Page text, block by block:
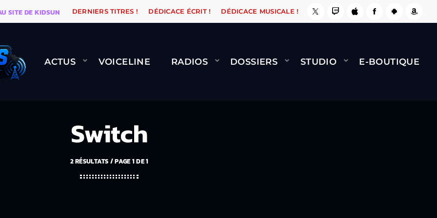
DE KIDSUNE WARÉTRO ORANGE ROAD QUI PASSE, ÇA LE FAIT ! NAMI BERNARD MINET - FLY
DERNIERS TITRES ! DÉDICACE ÉCRIT ! DÉDICACE MUSICALE !
ACTUS VOICELINE RADIOS DOSSIERS STUDIO E-BOUTIQUE
Switch
2 RÉSULTATS / PAGE 1 DE 1